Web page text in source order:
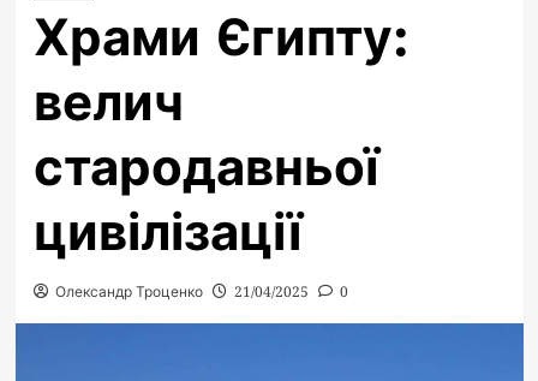
Храми Єгипту:
велич
стародавньої
цивілізації
Олександр Троценко 21/04/2025 0